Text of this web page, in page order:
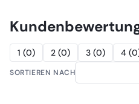
1 (0) 2 (0) 3 (0) 4 (0
SORTIEREN NACH